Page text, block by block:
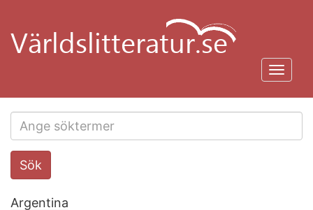
huvudinnehåll
Search
this
Sök
Argentina